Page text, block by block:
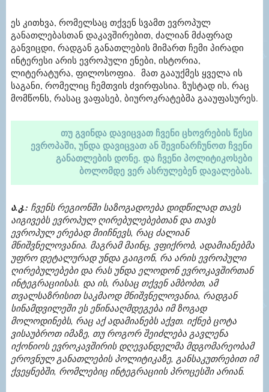
ეს კითხვა, რომელსაც თქვენ სვამთ ევროპულ
განათლებასთან დაკავშირებით, ძალიან მძაფრად
განვიცდი, რადგან განათლების მიმართ ჩემი პირადი
ინტერესი არის ევროპული ენები, ისტორია,
ლიტერატურა, ფილოსოფია. მათ გააუქმეს ყველა ის
საგანი, რომელიც ჩემთვის ძვირფასია. ზუსტად ის, რაც
მომწონს, რასაც ვაფასებ, ბიუროკრატებმა გააუფასურეს.
თუ გვინდა დავიცვათ ჩვენი ცხოვრების წესი
ევროპაში, უნდა დავიცვათ ან შევინარჩუნოთ ჩვენი
განათლების დონე. და ჩვენი პოლიტიკოსები
ბოლომდე ვერ ასრულებენ დავალებას.
ა.კ.: ჩვენს რეგიონში საზოგადოება დიდწილად თავს
აიგივებს ევროპულ ღირებულებებთან და თავს
ევროპულ ერებად მიიჩნევს, რაც ძალიან
მნიშვნელოვანია. მაგრამ მაინც, ვფიქრობ, ადამიანებმა
უფრო დეტალურად უნდა გაიგონ, რა არის ევროპული
ღირებულებები და რას უნდა ელოდონ ევროკავშირთან
ინტეგრაციისას. და ის, რასაც თქვენ ამბობთ, ამ
თვალსაზრისით საკმაოდ მნიშვნელოვანია, რადგან
სინამდვილეში ეს ეწინააღმდეგება იმ ზოგად
მოლოდინებს, რაც აქ ადამიანებს აქვთ. იქნებ ცოტა
ვისაუბროთ იმაზე, თუ როგორ შეიძლება გავლენა
იქონიოს ევროკავშირის დღევანდელმა მდგომარეობამ
ეროვნულ განათლების პოლიტიკაზე, განსაკუთრებით იმ
ქვეყნებში, რომლებიც ინტეგრაციის პროცესში არიან.